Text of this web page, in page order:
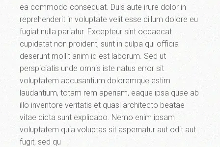
ea commodo consequat. Duis aute irure dolor in
reprehenderit in voluptate velit esse cillum dolore eu
fugiat nulla pariatur. Excepteur sint occaecat
cupidatat non proident, sunt in culpa qui officia
deserunt mollit anim id est laborum. Sed ut
perspiciatis unde omnis iste natus error sit
voluptatem accusantium doloremque estim
laudantium, totam rem aperiam, eaque ipsa quae ab
illo inventore veritatis et quasi architecto beatae
vitae dicta sunt explicabo. Nemo enim ipsam
voluptatem quia voluptas sit aspernatur aut odit aut
fugit, sed qu